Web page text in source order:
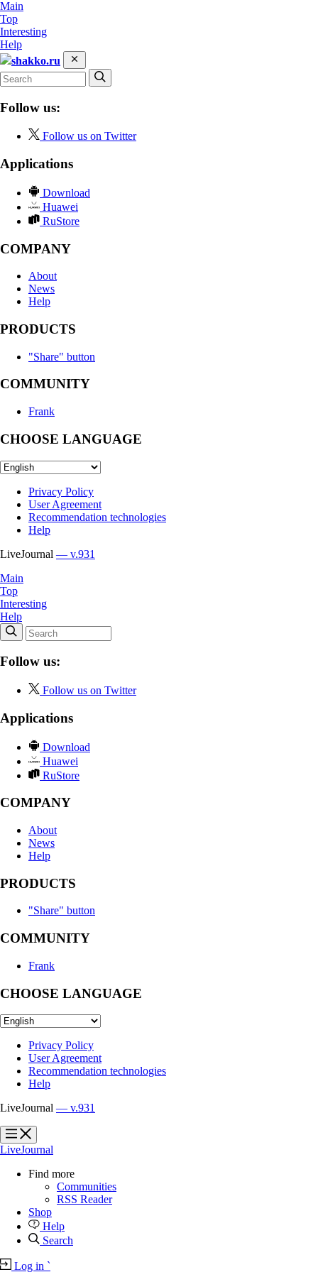
Main
Top
Interesting
Help
shakko.ru
Follow us:
Follow us on Twitter
Applications
Download
Huawei
RuStore
COMPANY
About
News
Help
PRODUCTS
"Share" button
COMMUNITY
Frank
CHOOSE LANGUAGE
Privacy Policy
User Agreement
Recommendation technologies
Help
LiveJournal — v.931
Main
Top
Interesting
Help
Follow us:
Follow us on Twitter
Applications
Download
Huawei
RuStore
COMPANY
About
News
Help
PRODUCTS
"Share" button
COMMUNITY
Frank
CHOOSE LANGUAGE
Privacy Policy
User Agreement
Recommendation technologies
Help
LiveJournal — v.931
?
?
LiveJournal
Find more
Communities
RSS Reader
Shop
Help
Search
Log in `